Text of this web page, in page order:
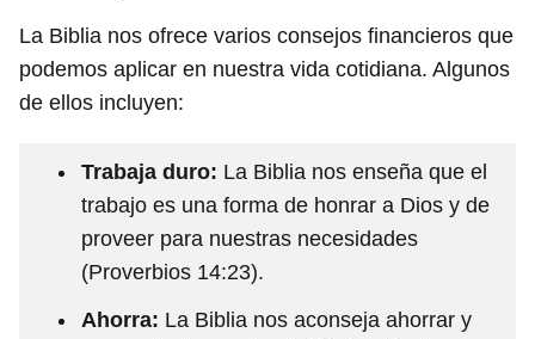
La Biblia nos ofrece varios consejos financieros que
podemos aplicar en nuestra vida cotidiana. Algunos
de ellos incluyen:
Trabaja duro: La Biblia nos enseña que el
trabajo es una forma de honrar a Dios y de
proveer para nuestras necesidades
(Proverbios 14:23).
Ahorra: La Biblia nos aconseja ahorrar y